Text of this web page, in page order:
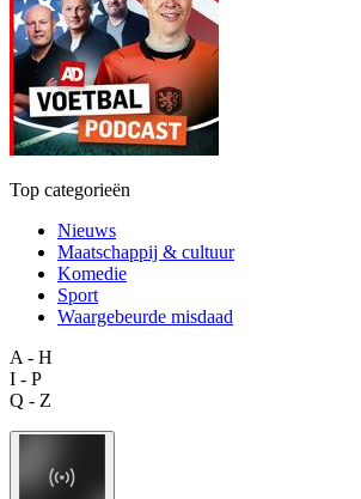
Top categorieën
Nieuws
Maatschappij & cultuur
Komedie
Sport
Waargebeurde misdaad
A - H
I - P
Q - Z